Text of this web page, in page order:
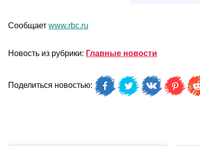
Сообщает www.rbc.ru
Новость из рубрики: Главные новости
Поделиться новостью: